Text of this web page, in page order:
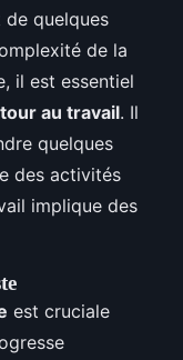
de quelques
de la
il est essentiel
au travail. Il
quelques
des activités
implique des
est cruciale